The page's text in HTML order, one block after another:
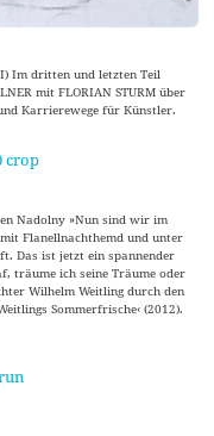
Im dritten und letzten Teil
mit FLORIAN STURM über
Karrierewege für Künstler.
Nadolny »Nun sind wir im
Flanellnachthemd und unter
Das ist jetzt ein spannender
träume ich seine Träume oder
Wilhelm Weitling durch den
Sommerfrische‹ (2012).